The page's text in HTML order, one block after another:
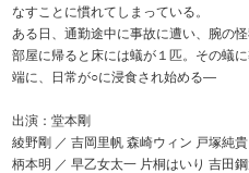
なすことに慣れてしまっている。
ある日、通勤途中に事故に遭い、腕の怪
部屋に帰ると床には蟻が１匹。その蟻
端に、日常が○に浸食され始める―
出演：堂本剛
綾野剛 ／ 吉岡里帆 森崎ウィン 戸塚純
柄本明 ／ 早乙女太一 片桐はいり 吉田